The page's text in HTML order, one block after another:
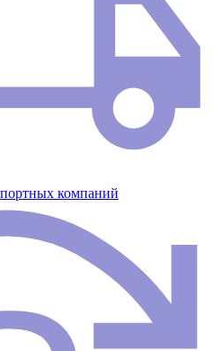
компаний